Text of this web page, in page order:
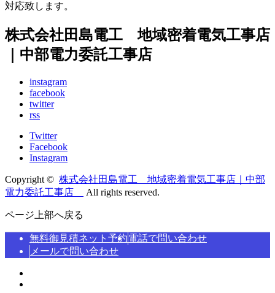
対応致します。
株式会社田島電工 地域密着電気工事店
｜中部電力委託工事店
instagram
facebook
twitter
rss
Twitter
Facebook
Instagram
Copyright © 株式会社田島電工 地域密着電気工事店｜中部
電力委託工事店
All rights reserved.
ページ上部へ戻る
無料御見積ネット予約電話で問い合わせ
メールで問い合わせ